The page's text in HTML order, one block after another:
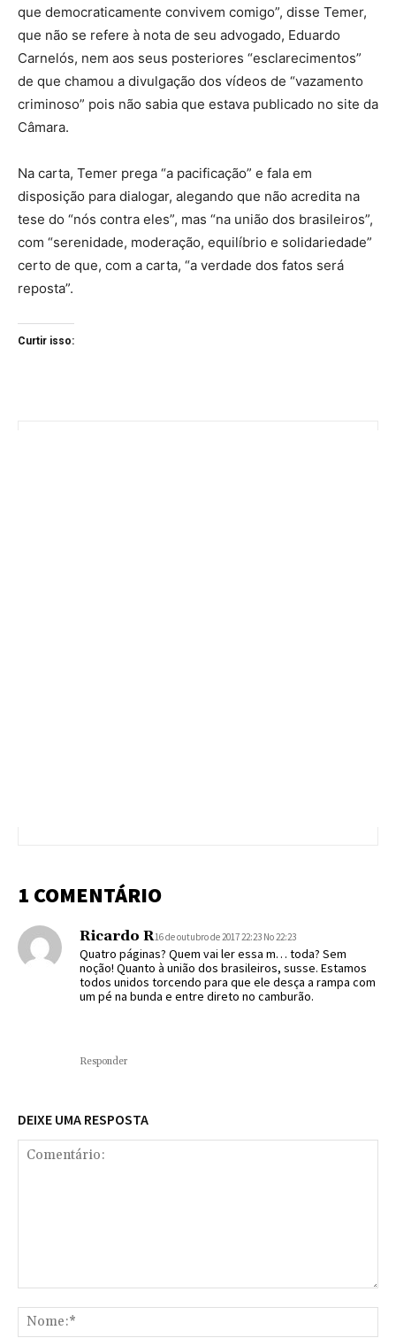
que democraticamente convivem comigo”, disse Temer,
que não se refere à nota de seu advogado, Eduardo
Carnelós, nem aos seus posteriores “esclarecimentos”
de que chamou a divulgação dos vídeos de “vazamento
criminoso” pois não sabia que estava publicado no site da
Câmara.
Na carta, Temer prega “a pacificação” e fala em
disposição para dialogar, alegando que não acredita na
tese do “nós contra eles”, mas “na união dos brasileiros”,
com “serenidade, moderação, equilíbrio e solidariedade”
certo de que, com a carta, “a verdade dos fatos será
reposta”.
Curtir isso:
1 COMENTÁRIO
Ricardo R16 de outubro de 2017 22:23 No 22:23
Quatro páginas? Quem vai ler essa m… toda? Sem
noção! Quanto à união dos brasileiros, susse. Estamos
todos unidos torcendo para que ele desça a rampa com
um pé na bunda e entre direto no camburão.
Responder
DEIXE UMA RESPOSTA